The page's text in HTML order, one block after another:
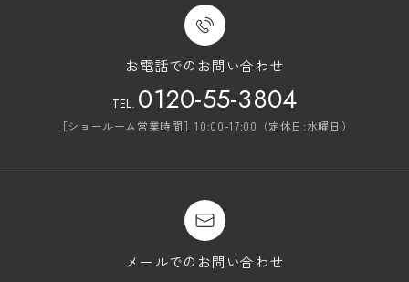
お電話でのお問い合わせ
TEL. 0120-55-3804
［ショールーム営業時間］10:00-17:00（定休日:水曜日）
メールでのお問い合わせ